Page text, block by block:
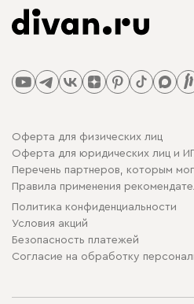
Оферта для физических лиц
Оферта для юридических лиц и
Перечень партнеров, которым
Правила применения
Политика конфиденциальности
Условия акций
Безопасность платежей
Cогласие на обработку